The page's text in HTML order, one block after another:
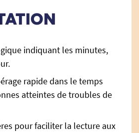
indiquant les minutes,
rapide dans le temps
atteintes de troubles de
pour faciliter la lecture aux